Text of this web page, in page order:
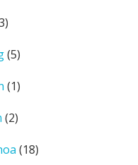
3
phẩm
55
phẩm
11
phẩm
22
phẩm
1818